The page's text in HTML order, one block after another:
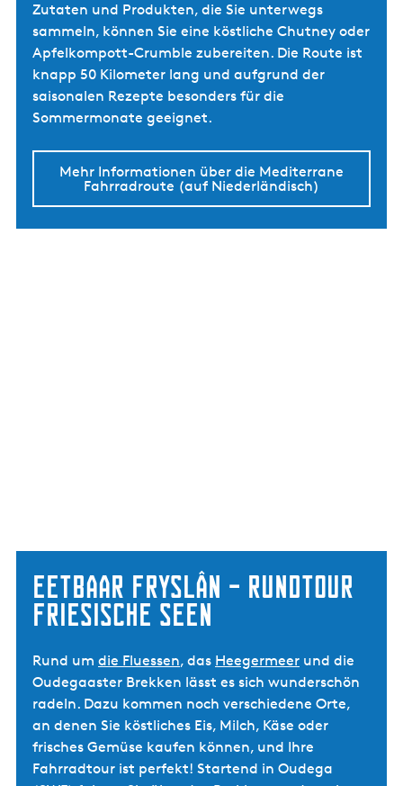
Zutaten und Produkten, die Sie unterwegs
sammeln, können Sie eine köstliche Chutney oder
Apfelkompott-Crumble zubereiten. Die Route ist
knapp 50 Kilometer lang und aufgrund der
saisonalen Rezepte besonders für die
Sommermonate geeignet.
Mehr Informationen über die Mediterrane
Fahrradroute (auf Niederländisch)
Eetbaar Fryslân – Rundtour
Friesische Seen
Rund um die Fluessen, das Heegermeer und die
Oudegaaster Brekken lässt es sich wunderschön
radeln. Dazu kommen noch verschiedene Orte,
an denen Sie köstliches Eis, Milch, Käse oder
frisches Gemüse kaufen können, und Ihre
Fahrradtour ist perfekt! Startend in Oudega